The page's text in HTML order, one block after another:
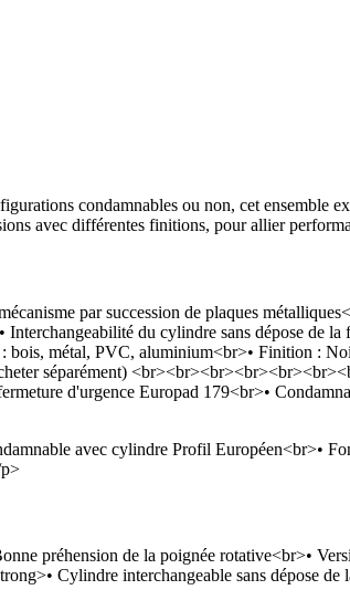
condamnables ou non, cet ensemble
avec différentes finitions, pour allier
par succession de plaques
du cylindre sans dépose de
métal, PVC, aluminium<br>• Finition :
séparément)
d'urgence Europad 179<br>•
avec cylindre Profil Européen<br>•
préhension de la poignée rotative<br>•
Cylindre interchangeable sans dépose de